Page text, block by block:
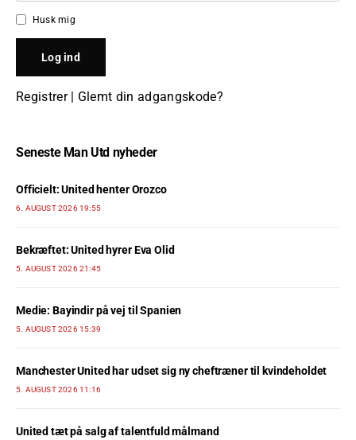
Husk mig
Registrer| Glemt din adgangskode?
Seneste Man Utd nyheder
Officielt: United henter Orozco
6. AUGUST 2026 19:55
Bekræftet: United hyrer Eva Olid
5. AUGUST 2026 21:45
Medie: Bayindir på vej til Spanien
5. AUGUST 2026 15:39
Manchester United har udset sig ny cheftræner til kvindeholdet
5. AUGUST 2026 11:16
United tæt på salg af talentfuld målmand